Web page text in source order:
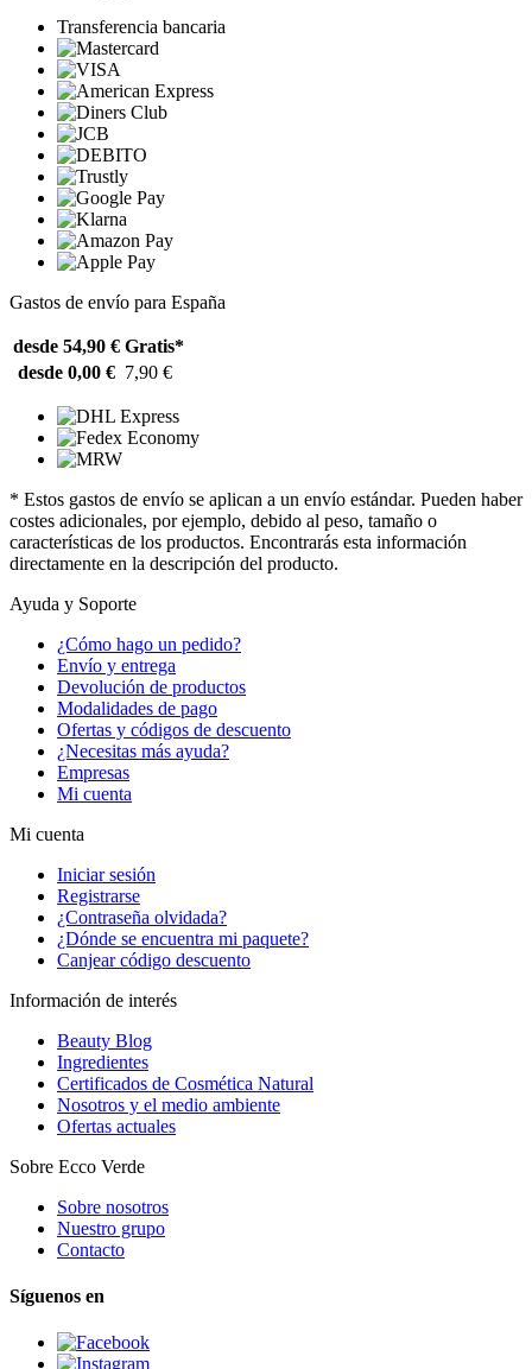
Transferencia bancaria
Gastos de envío para España
desde 54,90 € Gratis*
desde 0,00 € 7,90 €
* Estos gastos de envío se aplican a un envío estándar. Pueden haber
costes adicionales, por ejemplo, debido al peso, tamaño o
características de los productos. Encontrarás esta información
directamente en la descripción del producto.
Ayuda y Soporte
¿Cómo hago un pedido?
Envío y entrega
Devolución de productos
Modalidades de pago
Ofertas y códigos de descuento
¿Necesitas más ayuda?
Empresas
Mi cuenta
Mi cuenta
Iniciar sesión
Registrarse
¿Contraseña olvidada?
¿Dónde se encuentra mi paquete?
Canjear código descuento
Información de interés
Beauty Blog
Ingredientes
Certificados de Cosmética Natural
Nosotros y el medio ambiente
Ofertas actuales
Sobre Ecco Verde
Sobre nosotros
Nuestro grupo
Contacto
Síguenos en